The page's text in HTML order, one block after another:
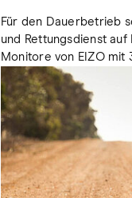
Für den Dauerbetrieb
und Rettungsdienst
Monitore von EIZO mit